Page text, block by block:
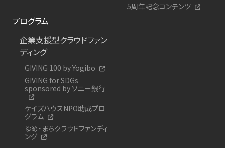
5周年記念コンテンツ
プログラム
企業支援型クラウドファン
ディング
GIVING 100 by Yogibo
GIVING for SDGs
sponsored by ソニー銀行
ケイズハウスNPO助成プロ
グラム
ゆめ・まちクラウドファンディ
ング